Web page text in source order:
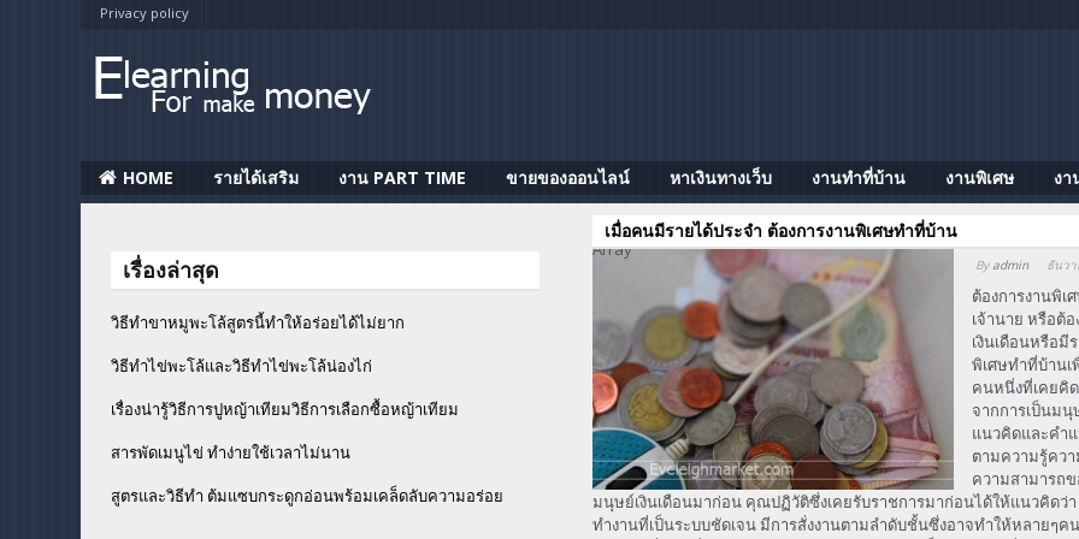
Privacy policy
HOME รายได้เสริม งาน PART TIME ขายของออนไลน์ หาเงินทางเว็บ งานทําที่บ้าน งานพิเศษ ง
เมื่อคนมีรายได้ประจำ ต้องการงานพิเศษทำที่บ้าน
By admin ธันว
Array
ต้องการงานพิ
เจ้านาย หรือต้
เงินเดือนหรือ
พิเศษทำที่บ้าน
คนหนึ่งที่เคยคิ
จากการเป็นม
แนวคิดและคำ
ตามความรู้คว
ความสามารถ
มนุษย์เงินเดือนมาก่อน คุณปฏิวัติซึ่งเคยรับราชการมาก่อนได้ให้แนวคิดว่
ทำงานที่เป็นระบบชัดเจน มีการสั่งงานตามลำดับชั้นซึ่งอาจทำให้หลายๆ
เรื่องล่าสุด
วิธีทำขาหมูพะโล้สูตรนี้ทำให้อร่อยได้ไม่ยาก
วิธีทําไข่พะโล้และวิธีทำไข่พะโล้น่องไก่
เรื่องน่ารู้วิธีการปูหญ้าเทียมวิธีการเลือกซื้อหญ้าเทียม
สารพัดเมนูไข่ ทำง่ายใช้เวลาไม่นาน
สูตรและวิธีทำ ต้มแซบกระดูกอ่อนพร้อมเคล็ดลับความอร่อย